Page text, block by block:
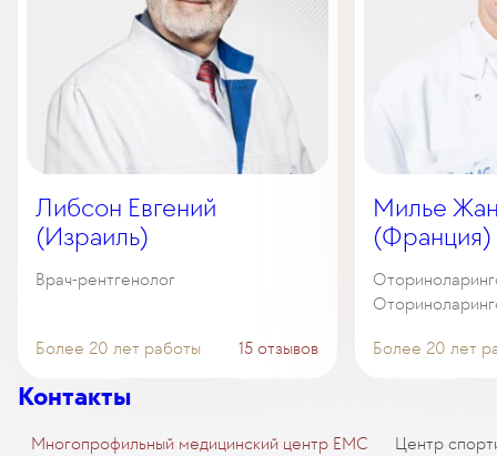
Либсон Евгений
(Израиль)
Врач-рентгенолог
Более 20 лет работы 15 отзывов
Милье
(Франция)
Более 20 лет
Контакты
Многопрофильный медицинский центр EMC Центр